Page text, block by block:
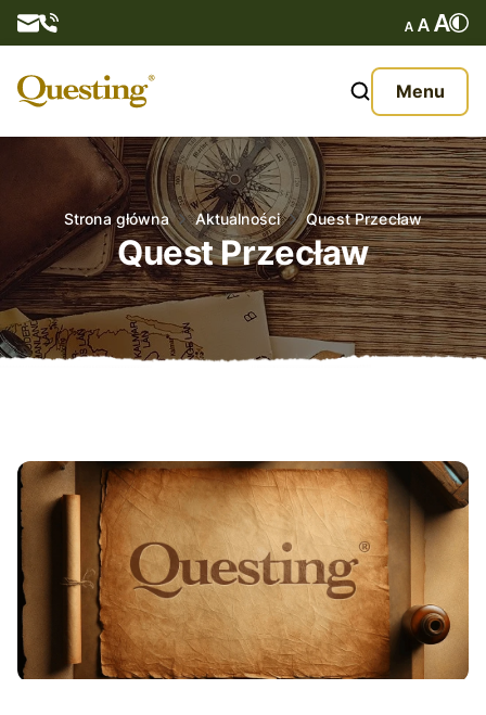
Menu
O nas
Oferta
Aktualności
Kontakt
Strona główna Aktualności Quest Przecław
Quest Przecław